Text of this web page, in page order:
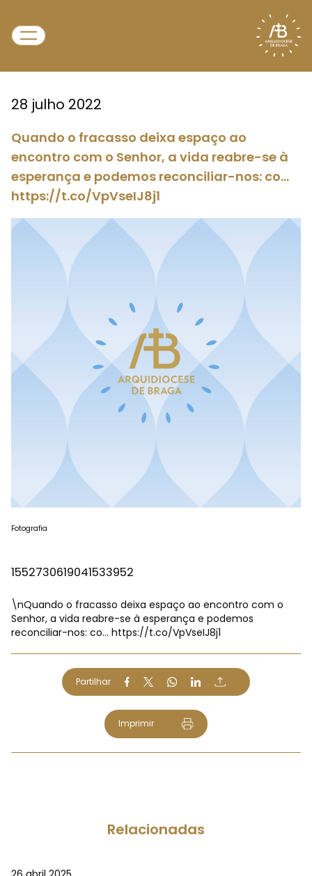
28 julho 2022
Quando o fracasso deixa espaço ao
encontro com o Senhor, a vida reabre-se à
esperança e podemos reconciliar-nos: co…
https://t.co/VpVseIJ8j1
Fotografia
1552730619041533952
\nQuando o fracasso deixa espaço ao encontro com o
Senhor, a vida reabre-se à esperança e podemos
reconciliar-nos: co… https://t.co/VpVseIJ8j1
Partilhar
Imprimir
Relacionadas